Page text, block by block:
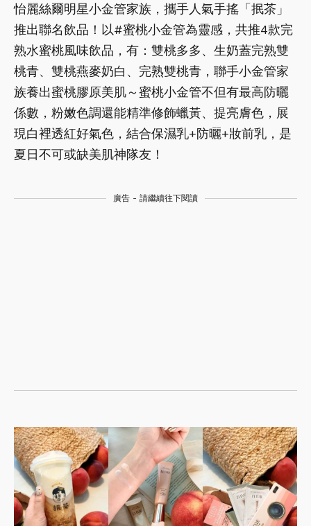
怡麗絲爾明星小金管家族，攜手人氣手搖「抿茶」
推出聯名飲品！以#蜜桃小金管為靈感，共推4款完
熟水蜜桃風味飲品，有：雙桃多多、生奶蓋完熟雙
桃青、雙桃燕麥奶白、完熟雙桃青，聯手小金管家
族養出蜜桃膠原美肌～蜜桃小金管不但有最高防曬
係數，粉嫩色調還能精準修飾蠟黃、提亮膚色，展
現白裡透紅好氣色，結合保濕乳+防曬+妝前乳，是
夏日不可或缺美肌神隊友！
廣告 - 請繼續往下閱讀